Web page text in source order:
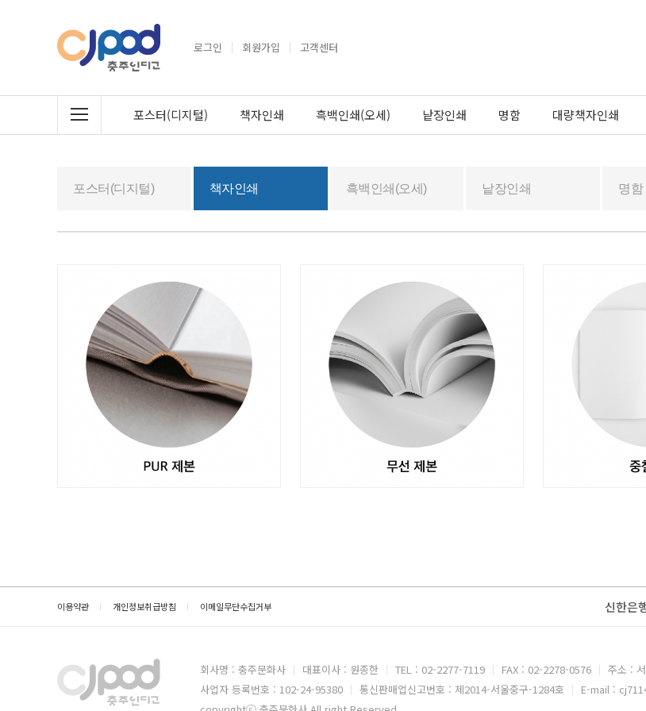
로그인 회원가입 고객센터
포스터(디지털) 책자인쇄 흑백인쇄(오세) 낱장인쇄 명함 대량책자인쇄
포스터(디지털) 책자인쇄 흑백인쇄(오세) 낱장인쇄 명함
이용약관 개인정보취급방침 이메일무단수집거부 신한은
회사명 : 충주문화사 대표이사 : 원종한 TEL : 02-2277-7119 FAX : 02-2278-0576
주소 :
사업자 등록번호 : 102-24-95380
통신판매업신고번호 : 제2014-서울중구-1284호 E-mail :